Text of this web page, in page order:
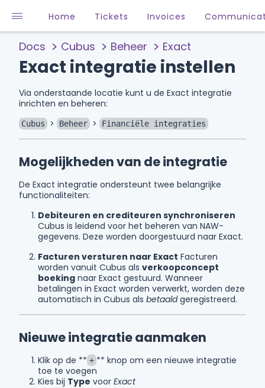
Home Tickets Invoices
Docs Cubus Beheer Exact
Exact integratie instellen
Via onderstaande locatie kunt u de Exact integratie
inrichten en beheren:
Cubus > Beheer > Financiële integraties
Mogelijkheden van de integratie
De Exact integratie ondersteunt twee belangrijke
functionaliteiten:
Debiteuren en crediteuren synchroniseren
Cubus is leidend voor het beheren van NAW-
gegevens. Deze worden doorgestuurd naar Exact.
Facturen versturen naar Exact Facturen
worden vanuit Cubus als verkoopconcept
boeking naar Exact gestuurd. Wanneer
betalingen in Exact worden verwerkt, worden deze
automatisch in Cubus als betaaldgeregistreerd.
Nieuwe integratie aanmaken
Klik op de ** + ** knop om een nieuwe integratie
toe te voegen
Kies bij Type voor Exact